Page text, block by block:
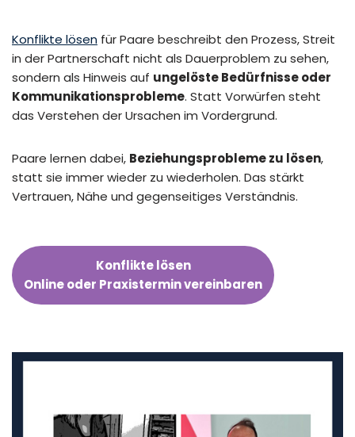
Konflikte lösen für Paare beschreibt den Prozess, Streit
in der Partnerschaft nicht als Dauerproblem zu sehen,
sondern als Hinweis auf ungelöste Bedürfnisse oder
Kommunikationsprobleme. Statt Vorwürfen steht
das Verstehen der Ursachen im Vordergrund.
Paare lernen dabei, Beziehungsprobleme zu lösen,
statt sie immer wieder zu wiederholen. Das stärkt
Vertrauen, Nähe und gegenseitiges Verständnis.
Konflikte lösen
Online oder Praxistermin vereinbaren